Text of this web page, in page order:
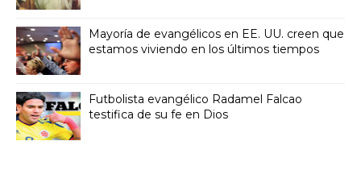
Mayoría de evangélicos en EE. UU. creen que
estamos viviendo en los últimos tiempos
Futbolista evangélico Radamel Falcao
testifica de su fe en Dios